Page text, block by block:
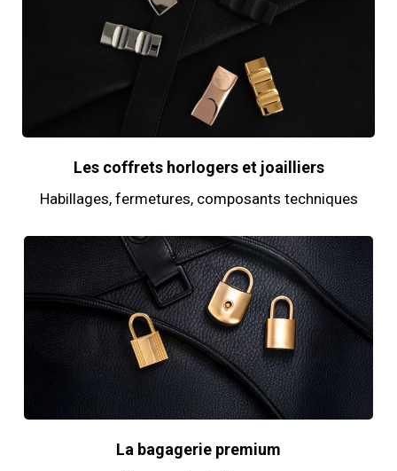
Les coffrets horlogers et joailliers
Habillages, fermetures, composants techniques
La bagagerie premium